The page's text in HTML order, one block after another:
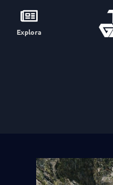
Explora